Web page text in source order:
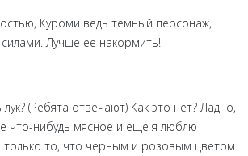
Куроми ведь темный персонаж,
Лучше ее накормить!
(Ребята отвечают) Как это нет? Ладно,
что-нибудь мясное и еще я люблю
только то, что черным и розовым цветом.